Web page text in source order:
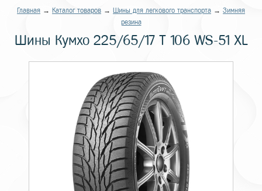
Главная → Каталог товаров → Шины для легкового транспорта → Зимняя
резина
Шины Кумхо 225/65/17 T 106 WS-51 XL